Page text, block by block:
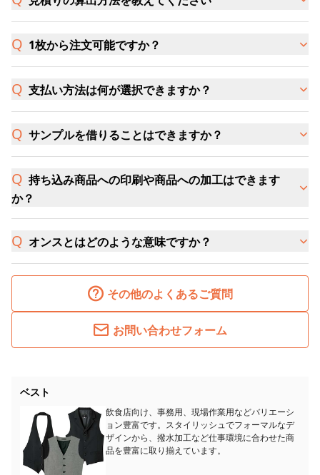
1枚から注文可能ですか？
支払い方法は何が選択できますか？
サンプルを借りることはできますか？
持ち込み商品への印刷や商品への加工はできます
か？
オンスとはどのような意味ですか？
その他のよくあるご質問
お問い合わせフォーム
ベスト
飲食店向け、事務用、現場作業用などバリエーシ
ョン豊富です。スタイリッシュでフォーマルなデ
ザインから、撥水加工など仕事環境に合わせた商
品を豊富に取り揃えています。